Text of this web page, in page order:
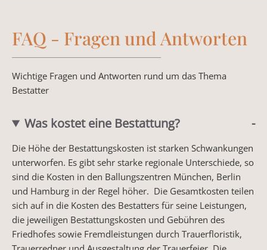
FAQ - Fragen und Antworten
Wichtige Fragen und Antworten rund um das Thema
Bestatter
Was kostet eine Bestattung?
Die Höhe der Bestattungskosten ist starken Schwankungen
unterworfen. Es gibt sehr starke regionale Unterschiede, so
sind die Kosten in den Ballungszentren München, Berlin
und Hamburg in der Regel höher. Die Gesamtkosten teilen
sich auf in die Kosten des Bestatters für seine Leistungen,
die jeweiligen Bestattungskosten und Gebühren des
Friedhofes sowie Fremdleistungen durch Trauerfloristik,